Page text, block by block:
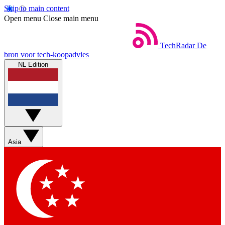
Skip to main content
Open menu Close main menu
TechRadar De
bron voor tech-koopadvies
NL Edition
Asia